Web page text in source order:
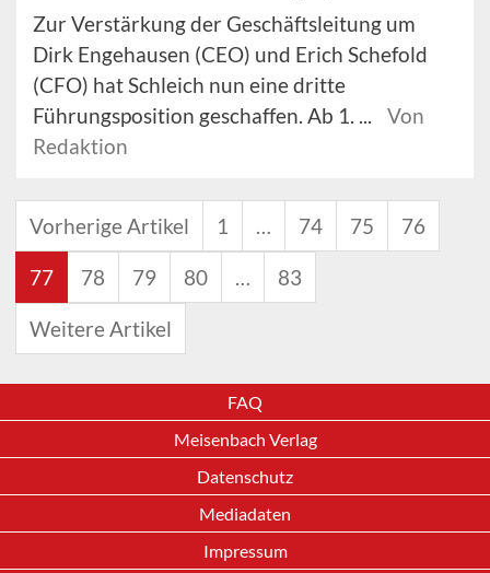
Zur Verstärkung der Geschäftsleitung um
Dirk Engehausen (CEO) und Erich Schefold
(CFO) hat Schleich nun eine dritte
Führungsposition geschaffen. Ab 1. ...
Von
Redaktion
Vorherige Artikel 1 … 74 75 76
77 78 79 80 … 83
Weitere Artikel
FAQ
Meisenbach Verlag
Datenschutz
Mediadaten
Impressum